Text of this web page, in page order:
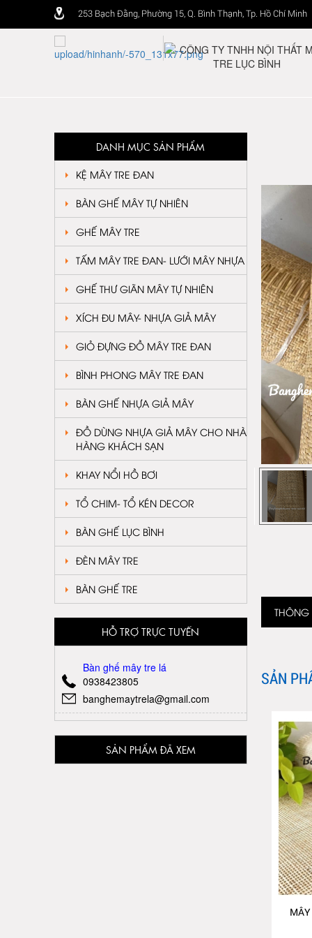
253 Bạch Đằng, Phường 15, Q. Bình Thạnh, Tp. Hồ Chí Minh
DANH MỤC SẢN PHẨM
KỆ MÂY TRE ĐAN
BÀN GHẾ MÂY TỰ NHIÊN
GHẾ MÂY TRE
TẤM MÂY TRE ĐAN- LƯỚI MÂY NHỰA
GHẾ THƯ GIÃN MÂY TỰ NHIÊN
XÍCH ĐU MÂY- NHỰA GIẢ MÂY
GIỎ ĐỰNG ĐỒ MÂY TRE ĐAN
BÌNH PHONG MÂY TRE ĐAN
BÀN GHẾ NHỰA GIẢ MÂY
ĐỒ DÙNG NHỰA GIẢ MÂY CHO NHÀ
HÀNG KHÁCH SẠN
KHAY NỔI HỒ BƠI
TỔ CHIM- TỔ KÉN DECOR
BÀN GHẾ LỤC BÌNH
ĐÈN MÂY TRE
BÀN GHẾ TRE
HỖ TRỢ TRỰC TUYẾN
Bàn ghế mây tre lá
0938423805
banghemaytrela@gmail.com
SẢN PHẨM ĐÃ XEM
THÔNG
SẢN